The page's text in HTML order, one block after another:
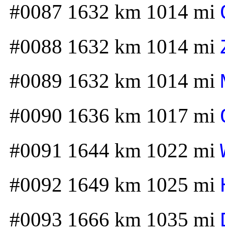
#0087 1632 km 1014 mi
#0088 1632 km 1014 mi
#0089 1632 km 1014 mi
#0090 1636 km 1017 mi
#0091 1644 km 1022 mi
#0092 1649 km 1025 mi
#0093 1666 km 1035 mi